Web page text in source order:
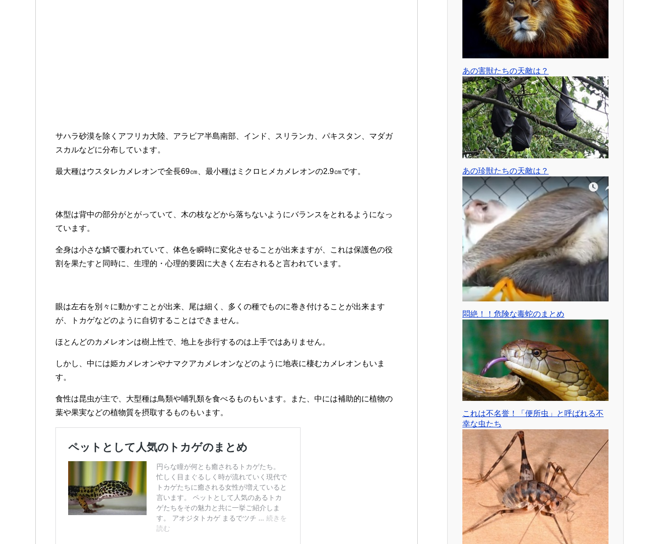
サハラ砂漠を除くアフリカ大陸、アラビア半島南部、インド、スリランカ、パキスタン、マダガ
スカルなどに分布しています。
最大種はウスタレカメレオンで全長69㎝、最小種はミクロヒメカメレオンの2.9㎝です。
体型は背中の部分がとがっていて、木の枝などから落ちないようにバランスをとれるようになっ
ています。
全身は小さな鱗で覆われていて、体色を瞬時に変化させることが出来ますが、これは保護色の役
割を果たすと同時に、生理的・心理的要因に大きく左右されると言われています。
眼は左右を別々に動かすことが出来、尾は細く、多くの種でものに巻き付けることが出来ます
が、トカゲなどのように自切することはできません。
ほとんどのカメレオンは樹上性で、地上を歩行するのは上手ではありません。
しかし、中には姫カメレオンやナマクアカメレオンなどのように地表に棲むカメレオンもいま
す。
食性は昆虫が主で、大型種は鳥類や哺乳類を食べるものもいます。また、中には補助的に植物の
葉や果実などの植物質を摂取するものもいます。
あの害獣たちの天敵は？
あの珍獣たちの天敵は？
悶絶！！危険な毒蛇のまとめ
これは不名誉！「便所虫」と呼ばれる不
幸な虫たち